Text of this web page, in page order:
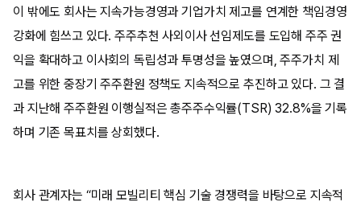
이 밖에도 회사는 지속가능경영과 기업가치 제고를 연계한 책임경영
강화에 힘쓰고 있다. 주주추천 사외이사 선임제도를 도입해 주주 권
익을 확대하고 이사회의 독립성과 투명성을 높였으며, 주주가치 제
고를 위한 중장기 주주환원 정책도 지속적으로 추진하고 있다. 그 결
과 지난해 주주환원 이행실적은 총주주수익률(TSR) 32.8%을 기록
하며 기존 목표치를 상회했다.
회사 관계자는 “미래 모빌리티 핵심 기술 경쟁력을 바탕으로 지속적